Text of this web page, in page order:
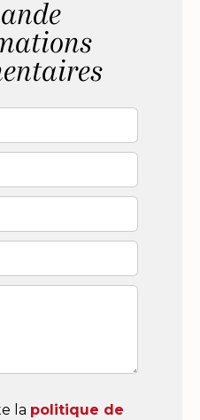
la politique de